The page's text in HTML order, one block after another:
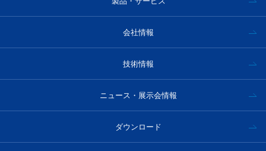
会社情報
技術情報
ニュース・展示会情報
ダウンロード